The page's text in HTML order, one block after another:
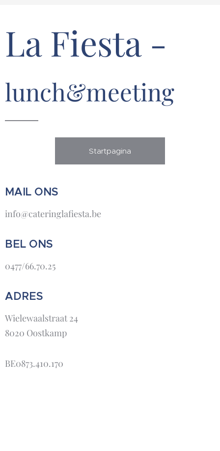
La Fiesta -
lunch&meeting
Startpagina
MAIL ONS
info@cateringlafiesta.be
BEL ONS
0477/66.70.25
ADRES
Wielewaalstraat 24
8020 Oostkamp
BE0873.410.170